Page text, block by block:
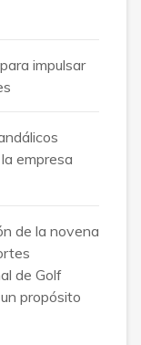
impulsar
empresa
de la novena
de Golf
propósito